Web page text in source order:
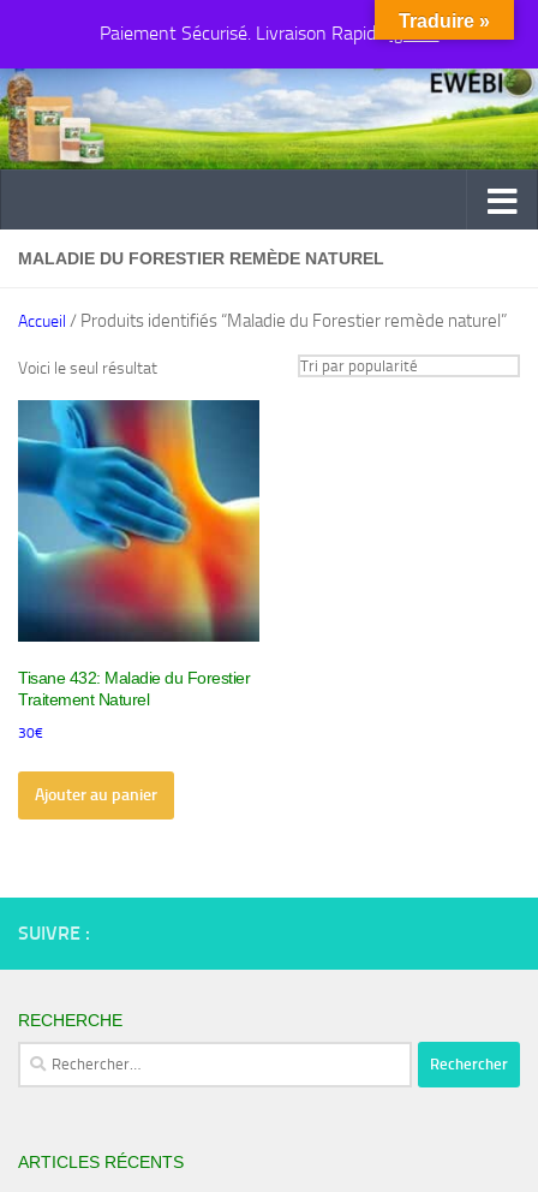
Paiement Sécurisé. Livraison Rapide Ignorer
Au dessous du contenu
MALADIE DU FORESTIER REMÈDE NATUREL
Accueil / Produits identifiés “Maladie du Forestier remède naturel”
Voici le seul résultat
Tisane 432: Maladie du Forestier
Traitement Naturel
30€
Ajouter au panier
SUIVRE :
RECHERCHE
Rechercher :
ARTICLES RÉCENTS
Traduire »